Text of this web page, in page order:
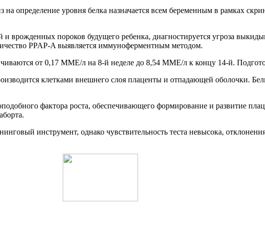
определение уровня белка назначается всем беременным в рамках
врожденных пороков будущего ребенка, диагностируется угроза
PPAP-A выявляется иммуноферментным методом.
от 0,17 ММЕ/л на 8-й неделе до 8,54 ММЕ/л к концу 14-й.
клетками внешнего слоя плаценты и отпадающей оболочки.
фактора роста, обеспечивающего формирование и развитие
инструмент, однако чувствительность теста невысока,